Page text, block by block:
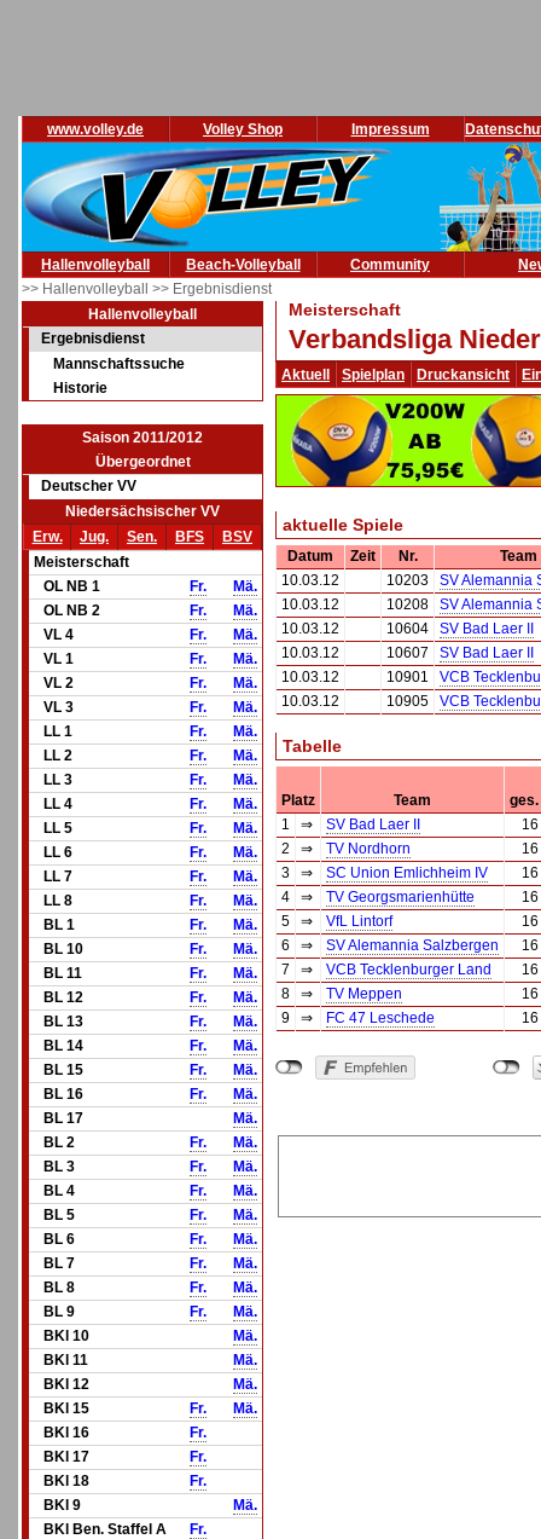
www.volley.de Volley Shop Impressum
Hallenvolleyball Beach-Volleyball Community
>> Hallenvolleyball >> Ergebnisdienst
Hallenvolleyball
Ergebnisdienst
Mannschaftssuche
Historie
Saison 2011/2012
Übergeordnet
Deutscher VV
Niedersächsischer VV
Erw.
Jug. Sen. BFS
BSV
Meisterschaft
OL NB 1
Fr.
Mä.
OL NB 2
Fr.
Mä.
VL 4
Fr.
Mä.
VL 1
Fr.
Mä.
VL 2
Fr.
Mä.
VL 3
Fr.
Mä.
LL 1
Fr.
Mä.
LL 2
Fr.
Mä.
LL 3
Fr.
Mä.
LL 4
Fr.
Mä.
LL 5
Fr.
Mä.
LL 6
Fr.
Mä.
LL 7
Fr.
Mä.
LL 8
Fr.
Mä.
BL 1
Fr.
Mä.
BL 10
Fr.
Mä.
BL 11
Fr.
Mä.
BL 12
Fr.
Mä.
BL 13
Fr.
Mä.
BL 14
Fr.
Mä.
BL 15
Fr.
Mä.
BL 16
Fr.
Mä.
BL 17
Mä.
BL 2
Fr.
Mä.
BL 3
Fr.
Mä.
BL 4
Fr.
Mä.
BL 5
Fr.
Mä.
BL 6
Fr.
Mä.
BL 7
Fr.
Mä.
BL 8
Fr.
Mä.
BL 9
Fr.
Mä.
BKl 10
Mä.
BKl 11
Mä.
BKl 12
Mä.
BKl 15
Fr.
Mä.
BKl 16
Fr.
BKl 17
Fr.
BKl 18
Fr.
BKl 9
Mä.
BKl Ben. Staffel A
Fr.
Meisterschaft
Verbandsliga
Aktuell Spielplan Druckansicht
aktuelle Spiele
Datum Zeit Nr.
Team
10.03.12
10203
SV Alemannia
10.03.12
10208
SV Alemannia
10.03.12
10604
SV Bad Laer II
10.03.12
10607
SV Bad Laer II
10.03.12
10901
VCB
10.03.12
10905 VCB
Tabelle
Platz Team
ges.
1
⇒ SV Bad Laer II
16
2
⇒ TV Nordhorn
16
3
⇒ SC Union Emlichheim IV
16
4
⇒ TV Georgsmarienhütte
16
5
⇒ VfL Lintorf
16
6
⇒ SV Alemannia Salzbergen
16
7
⇒ VCB Tecklenburger Land
16
8
⇒ TV Meppen
16
9
⇒ FC 47 Leschede 16